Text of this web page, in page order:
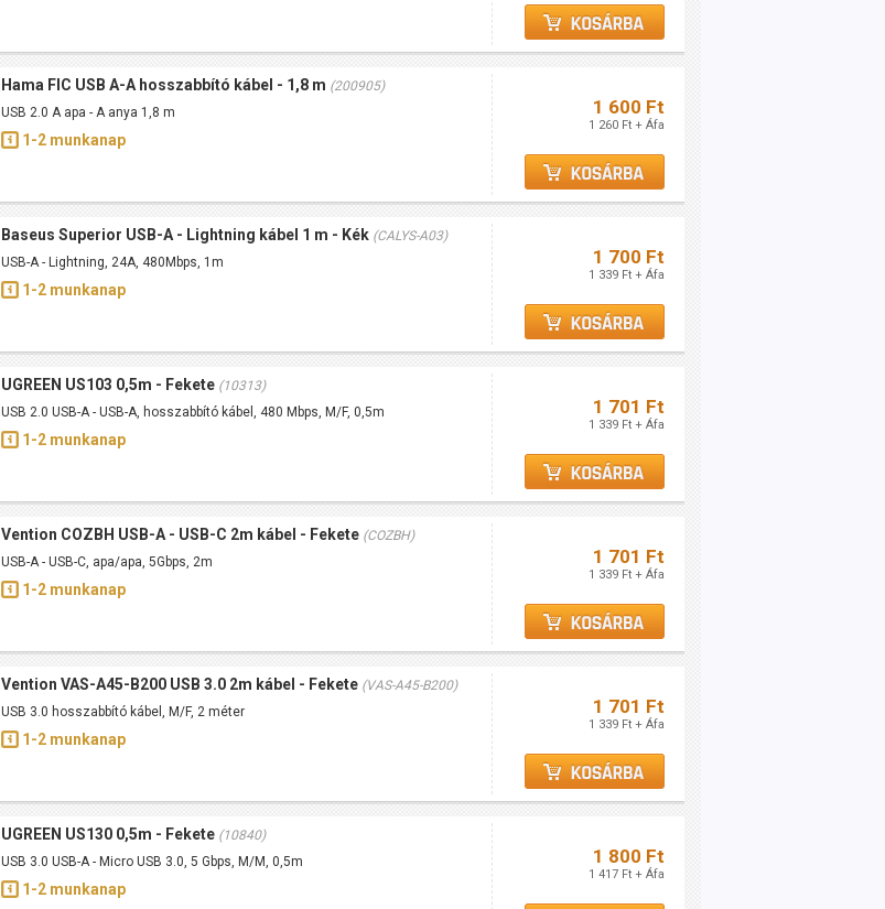
Hama FIC USB A-A hosszabbító kábel - 1,8 m (200905)
USB 2.0 A apa - A anya 1,8 m
1-2 munkanap
1 600 Ft
1 260 Ft + Áfa
Baseus Superior USB-A - Lightning kábel 1 m - Kék (CALYS-A03)
USB-A - Lightning, 24A, 480Mbps, 1m
1-2 munkanap
1 700 Ft
1 339 Ft + Áfa
UGREEN US103 0,5m - Fekete (10313)
USB 2.0 USB-A - USB-A, hosszabbító kábel, 480 Mbps, M/F, 0,5m
1-2 munkanap
1 701 Ft
1 339 Ft + Áfa
Vention COZBH USB-A - USB-C 2m kábel - Fekete (COZBH)
USB-A - USB-C, apa/apa, 5Gbps, 2m
1-2 munkanap
1 701 Ft
1 339 Ft + Áfa
Vention VAS-A45-B200 USB 3.0 2m kábel - Fekete (VAS-A45-B200)
USB 3.0 hosszabbító kábel, M/F, 2 méter
1-2 munkanap
1 701 Ft
1 339 Ft + Áfa
UGREEN US130 0,5m - Fekete (10840)
USB 3.0 USB-A - Micro USB 3.0, 5 Gbps, M/M, 0,5m
1-2 munkanap
1 800 Ft
1 417 Ft + Áfa